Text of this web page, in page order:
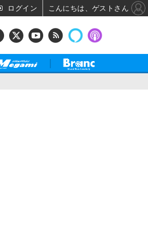
ログイン こんにちは、ゲストさん